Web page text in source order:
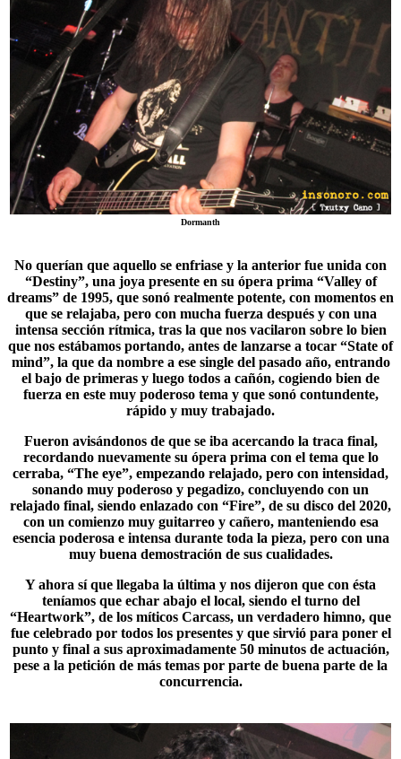
Dormanth
No querían que aquello se enfriase y la anterior fue unida con
“Destiny”, una joya presente en su ópera prima “Valley of
dreams” de 1995, que sonó realmente potente, con momentos en
que se relajaba, pero con mucha fuerza después y con una
intensa sección rítmica, tras la que nos vacilaron sobre lo bien
que nos estábamos portando, antes de lanzarse a tocar “State of
mind”, la que da nombre a ese single del pasado año, entrando
el bajo de primeras y luego todos a cañón, cogiendo bien de
fuerza en este muy poderoso tema y que sonó contundente,
rápido y muy trabajado.
Fueron avisándonos de que se iba acercando la traca final,
recordando nuevamente su ópera prima con el tema que lo
cerraba, “The eye”, empezando relajado, pero con intensidad,
sonando muy poderoso y pegadizo, concluyendo con un
relajado final, siendo enlazado con “Fire”, de su disco del 2020,
con un comienzo muy guitarreo y cañero, manteniendo esa
esencia poderosa e intensa durante toda la pieza, pero con una
muy buena demostración de sus cualidades.
Y ahora sí que llegaba la última y nos dijeron que con ésta
teníamos que echar abajo el local, siendo el turno del
“Heartwork”, de los míticos Carcass, un verdadero himno, que
fue celebrado por todos los presentes y que sirvió para poner el
punto y final a sus aproximadamente 50 minutos de actuación,
pese a la petición de más temas por parte de buena parte de la
concurrencia.